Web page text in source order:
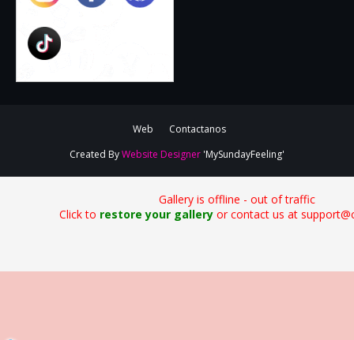
Web
Contactanos
Created ByWebsite Designer 'MySundayFeeling'
Gallery is offline - out of traffic
Click to restore your galleryor contact us at